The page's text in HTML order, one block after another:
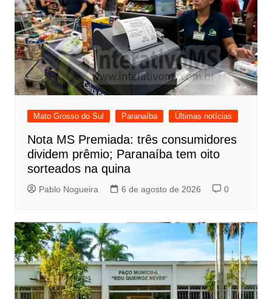
Mato Grosso do Sul Paranaíba Últimas notícias
Nota MS Premiada: três consumidores
dividem prêmio; Paranaíba tem oito
sorteados na quina
Pablo Nogueira 6 de agosto de 2026 0